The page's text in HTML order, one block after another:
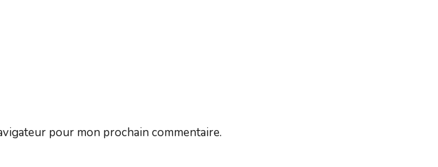
pour mon prochain commentaire.